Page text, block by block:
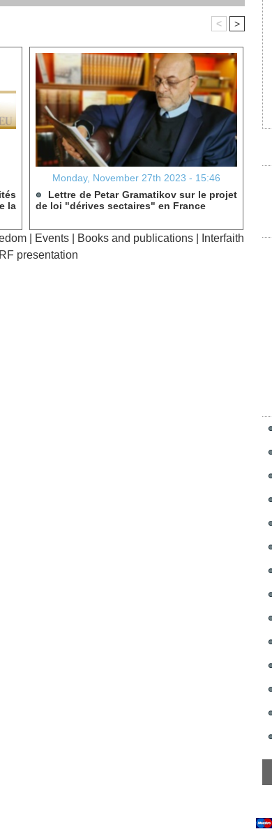
< >
la
Monday, November 27th 2023 - 15:46
Lettre de Petar Gramatikov sur le projet
de loi "dérives sectaires" en France
Events Books and publications
Interfaith
presentation